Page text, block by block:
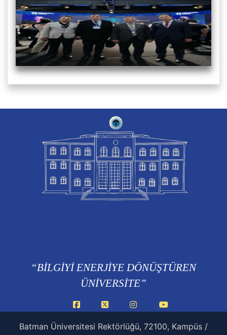
“BİLGİYİ ENERJİYE DÖNÜŞTÜREN
ÜNİVERSİTE”
Facebook InstagramYouTube
Batman Üniversitesi Rektörlüğü, 72100, Kampüs /